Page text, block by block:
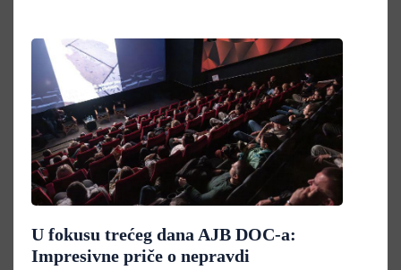
U fokusu trećeg dana AJB DOC-a:
Impresivne priče o nepravdi